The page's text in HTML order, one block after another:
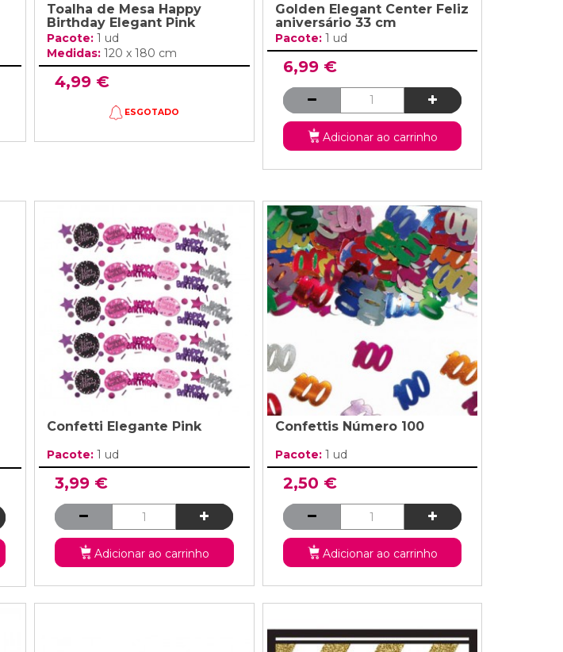
Toalha de Mesa Happy
Birthday Elegant Pink
Pacote: 1 ud
Medidas: 120 x 180 cm
4,99 €
ESGOTADO
Golden Elegant Center Feliz
aniversário 33 cm
Pacote: 1 ud
6,99 €
Adicionar ao carrinho
Confetti Elegante Pink
Pacote: 1 ud
3,99 €
Adicionar ao carrinho
Confettis Número 100
Pacote: 1 ud
2,50 €
Adicionar ao carrinho